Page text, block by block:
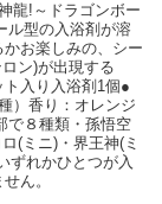
龍!～ドラゴンボー
ル型の入浴剤が溶
お楽しみの、シー
ン)が出現する
入り入浴剤1個●
）香り：オレンジ
８種類・孫悟空
(ミニ)・界王神(ミ
ずれかひとつが入
ん。